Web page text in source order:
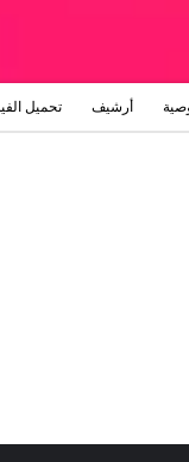
أرشيف تحميل